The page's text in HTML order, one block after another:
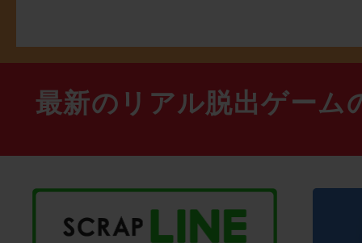
最新のリアル脱出ゲーム